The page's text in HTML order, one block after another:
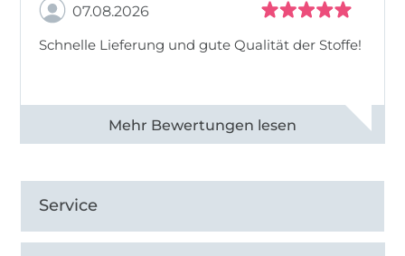
07.08.2026
Schnelle Lieferung und gute Qualität der Stoffe!
Alle 82990 Bewertungen ansehen
Service